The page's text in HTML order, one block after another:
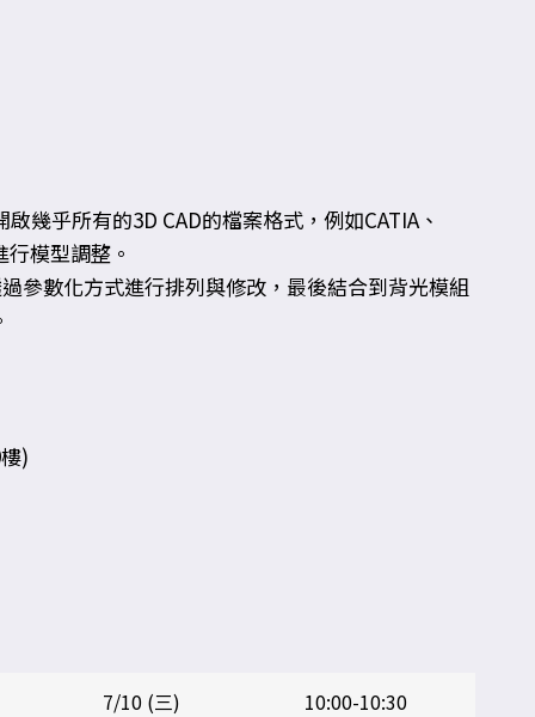
幾乎所有的3D CAD的檔案格式，例如CATIA、
模型調整。
參數化方式進行排列與修改，最後結合到背光模組
)
7/10 (三)
10:00-10:30